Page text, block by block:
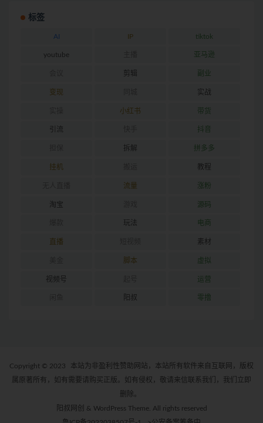
标签
AI IP tiktok
youtube 亚马逊
剪辑 副业
变现 实战
小红书 带货
引流 抖音
拆解 拼多多
挂机 教程
流量 涨粉
淘宝 源码
玩法 电商
直播 素材
脚本 虚拟
视频号 运营
阳叔 零撸
Copyright © 2023
本站为非盈利性赞助网站，本站所有软件来自互联网，版权
属原著所有，如有需要请购买正版。如有侵权，敬请来信联系我们，我们立即
删除。
阳叔网创 & WordPress Theme. All rights reserved